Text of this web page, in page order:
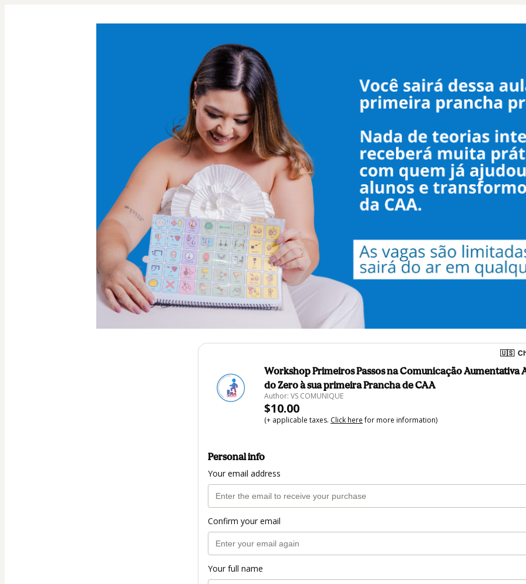
🇺🇸
Workshop Primeiros Passos na Comunicação Aumentativa
do Zero à sua primeira Prancha de CAA
Author: VS COMUNIQUE
$10.00
(+ applicable taxes. Click herefor more information)
Personal info
Your email address
Confirm your email
Your full name